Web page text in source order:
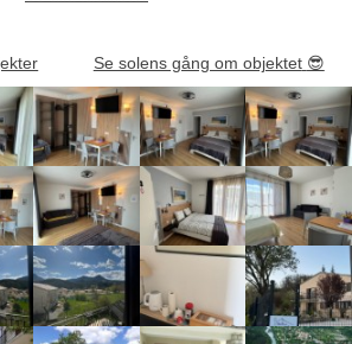
Se solens gång om objektet 😎